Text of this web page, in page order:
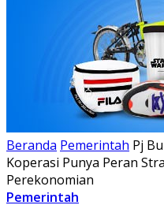
Beranda Pemerintah Pj
Koperasi Punya Peran
Perekonomian
Pemerintah